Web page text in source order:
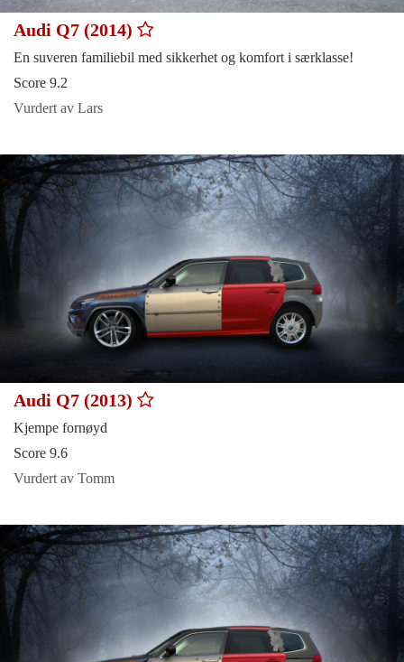
Audi Q7 (2014)
En suveren familiebil med sikkerhet og komfort i særklasse!
Score 9.2
Vurdert av Lars
Audi Q7 (2013)
Kjempe fornøyd
Score 9.6
Vurdert av Tomm